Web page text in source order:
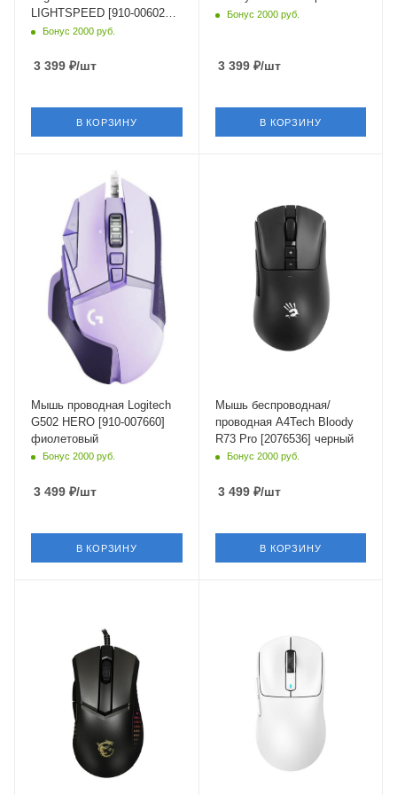
LIGHTSPEED [910-006022]
фиолетовый
Бонус 2000 руб.
3 399 ₽/шт
В КОРЗИНУ
Бонус 2000 руб.
3 399₽/шт
В КОРЗИНУ
Материал корпуса
Длина кабеля
Мышь проводная Logitech
G502 HERO [910-007660]
фиолетовый
Бонус 2000 руб.
3 499 ₽/шт
В КОРЗИНУ
Длина кабеля
Мышь беспроводная/
проводная A4Tech Bloody
R73 Pro [2076536] черный
Бонус 2000 руб.
3 499₽/шт
В КОРЗИНУ